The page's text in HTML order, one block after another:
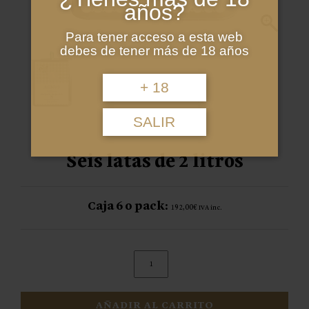
Seis latas de 2 litros
Caja 6 o pack: 192,00€ IVA inc.
Aceite
AÑADIR AL CARRITO
años?
Para tener acceso a esta web
debes de tener más de 18 años
+ 18
SALIR